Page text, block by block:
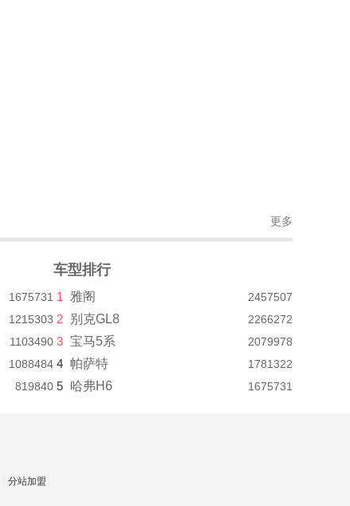
更多
1675731
1215303
1103490
1088484
819840
车型排行
1 雅阁 2457507
2 别克GL8 2266272
3 宝马5系 2079978
4 帕萨特 1781322
5 哈弗H6 1675731
分站加盟